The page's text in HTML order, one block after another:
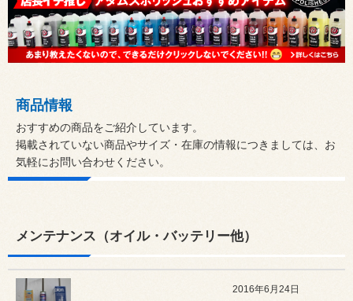
商品情報
おすすめの商品をご紹介しています。
掲載されていない商品やサイズ・在庫の情報につきましては、お
気軽にお問い合わせください。
メンテナンス（オイル・バッテリー他）
2016年6月24日